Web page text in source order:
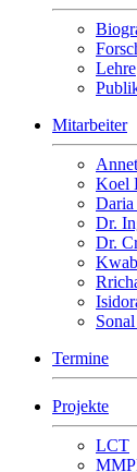
Lehre
Mitarbeiter
Koel
Dr.
Dr.
Termine
Projekte
LCT